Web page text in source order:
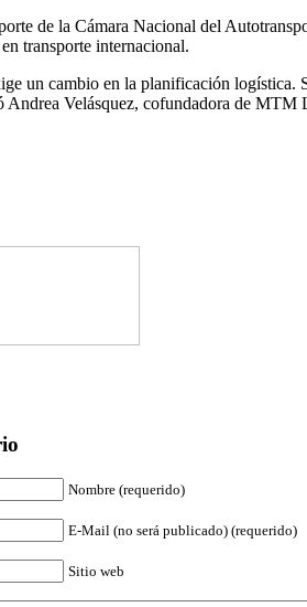
de la Cámara Nacional del
transporte internacional.
un cambio en la planificación logística.
Andrea Velásquez, cofundadora de
Nombre (requerido)
E-Mail (no será publicado) (requerido)
Sitio web